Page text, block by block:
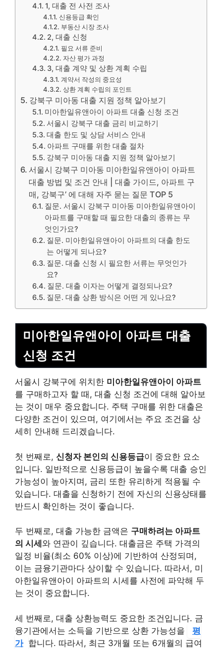
1, 대출 전 사전 조사
신용등급 확인
부동산 시장 조사
2, 대출 신청
필요 서류 준비
자산 평가 과정
3, 대출 계약 및 상환 계획 수립
계약서 작성의 중요성
상환 계획 수립의 포인트
강북구 미아동 대출 지원 정책 알아보기
미아한일유앤아이 아파트 대출 신청 조건
서울시 강북구 대출 금리 비교하기
대출 한도 및 상담 서비스 안내
아파트 구매를 위한 대출 절차
강북구 미아동 대출 지원 정책 알아보기
서울시 강북구 미아동 미아한일유앤아이 아파트
대출 방법 및 조건 안내 | 대출 가이드, 아파트 구
매, 강북구’ 에 대해 자주 묻는 질문 TOP 5
질문. 서울시 강북구 미아동 미아한일유앤아이
아파트를 구매할 때 필요한 대출의 종류는 무
엇인가요?
질문. 미아한일유앤아이 아파트의 대출 한도
는 어떻게 되나요?
질문. 대출 신청 시 필요한 서류는 무엇인가
요?
질문. 대출 이자는 어떻게 결정되나요?
질문. 대출 상환 방식은 어떤 게 있나요?
미아한일유앤아이 아파트 대출
신청 조건
서울시 강북구에 위치한 미아한일유앤아이 아파트
를 구매하고자 할 때, 대출 신청 조건에 대해 알아보
는 것이 매우 중요합니다. 주택 구매를 위한 대출은
다양한 조건이 있으며, 여기에서는 주요 조건을 상
세히 안내해 드리겠습니다.
첫 번째로, 신청자 본인의 신용등급이 중요한 요소
입니다. 일반적으로 신용등급이 높을수록 대출 승인
가능성이 높아지며, 금리 또한 유리하게 적용될 수
있습니다. 대출을 신청하기 전에 자신의 신용상태를
반드시 확인하는 것이 좋습니다.
두 번째로, 대출 가능한 금액은 구매하려는 아파트
의 시세 와 연관이 깊습니다. 대출금은 주택 가격의
일정 비율(최소 60% 이상)에 기반하여 산정되며,
이는 금융기관마다 상이할 수 있습니다. 따라서, 미
아한일유앤아이 아파트의 시세를 사전에 파악해 두
는 것이 중요합니다.
세 번째로, 대출 상환능력도 중요한 조건입니다. 금
융기관에서는 소득을 기반으로 상환 가능성을
평
가 합니다. 따라서, 최근 3개월 또는 6개월의 급여